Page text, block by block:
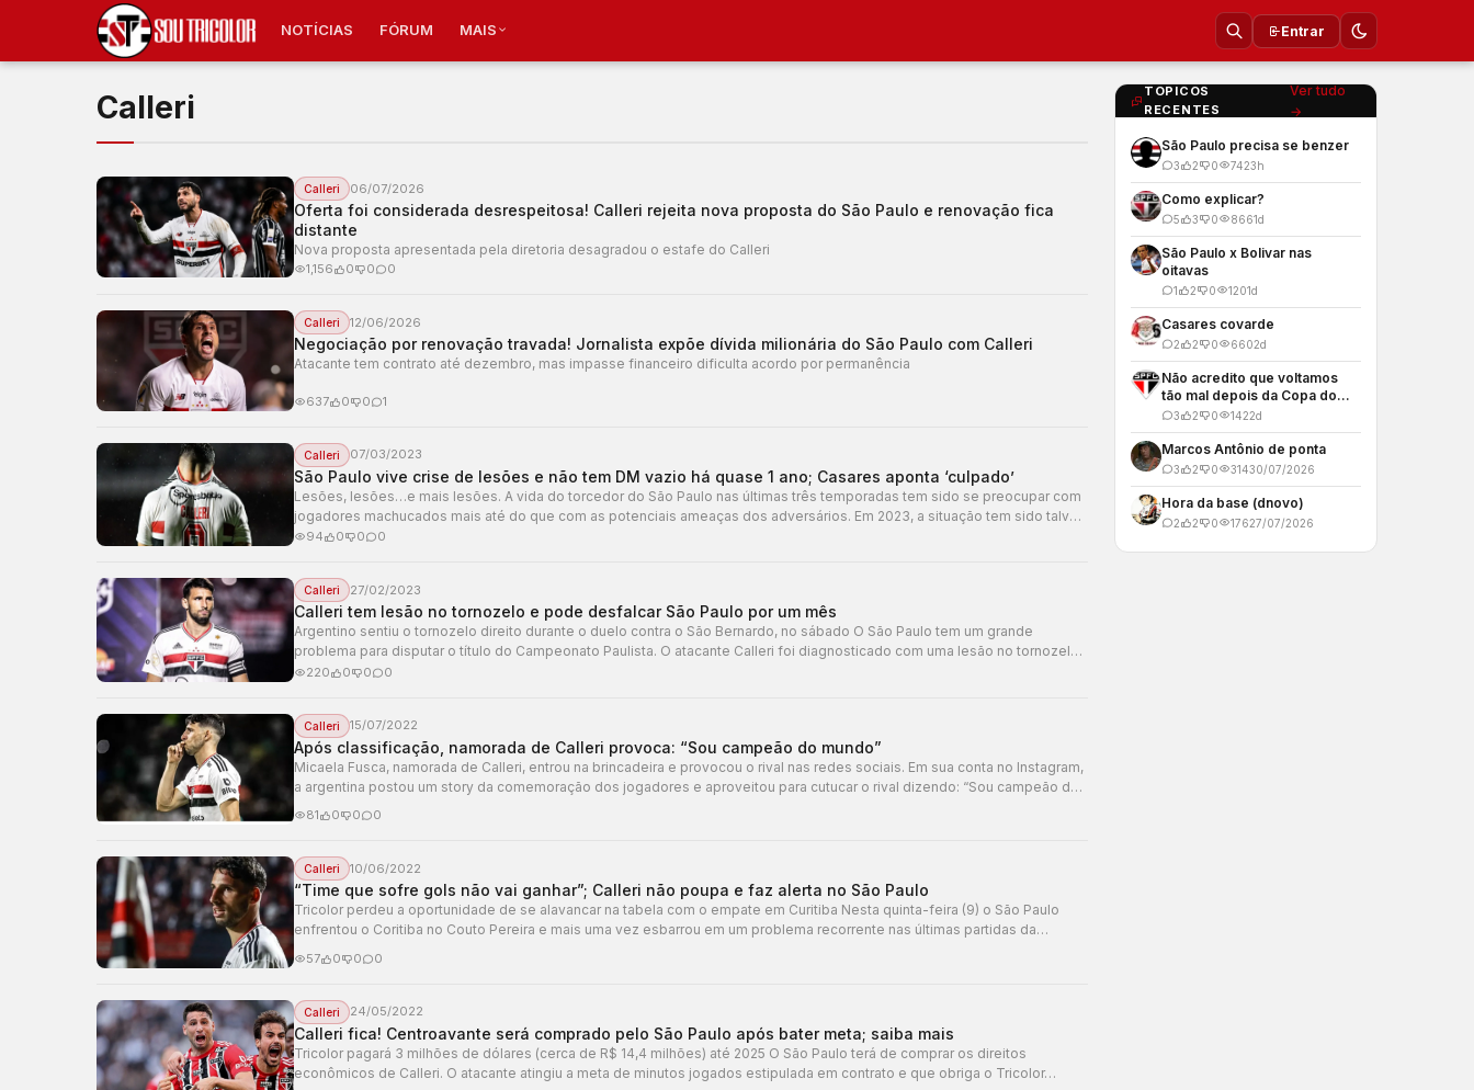
NOTÍCIAS FÓRUM MAIS Entrar
Calleri
Calleri 06/07/2026
Oferta foi considerada desrespeitosa! Calleri rejeita nova proposta do São Paulo e renovação fica
distante
Nova proposta apresentada pela diretoria desagradou o estafe do Calleri
1,156 0 0 0
Calleri 12/06/2026
Negociação por renovação travada! Jornalista expõe dívida milionária do São Paulo com Calleri
Atacante tem contrato até dezembro, mas impasse financeiro dificulta acordo por permanência
637 0 0 1
Calleri 07/03/2023
São Paulo vive crise de lesões e não tem DM vazio há quase 1 ano; Casares aponta ‘culpado’
Lesões, lesões…e mais lesões. A vida do torcedor do São Paulo nas últimas três temporadas tem sido se preocupar com
jogadores machucados mais até do que com as potenciais ameaças dos adversários. Em 2023, a situação tem sido talvez
a mais crítica…
94 0 0 0
Calleri 27/02/2023
Calleri tem lesão no tornozelo e pode desfalcar São Paulo por um mês
Argentino sentiu o tornozelo direito durante o duelo contra o São Bernardo, no sábado O São Paulo tem um grande
problema para disputar o título do Campeonato Paulista. O atacante Calleri foi diagnosticado com uma lesão no tornozelo
direito e…
220 0 0 0
Calleri 15/07/2022
Após classificação, namorada de Calleri provoca: “Sou campeão do mundo”
Micaela Fusca, namorada de Calleri, entrou na brincadeira e provocou o rival nas redes sociais. Em sua conta no Instagram,
a argentina postou um story da comemoração dos jogadores e aproveitou para cutucar o rival dizendo: “Sou campeão do
81 0 0 0
Calleri 10/06/2022
“Time que sofre gols não vai ganhar”; Calleri não poupa e faz alerta no São Paulo
Tricolor perdeu a oportunidade de se alavancar na tabela com o empate em Curitiba Nesta quinta-feira (9) o São Paulo
enfrentou o Coritiba no Couto Pereira e mais uma vez esbarrou em um problema recorrente nas últimas partidas da
57 0 0 0
Calleri 24/05/2022
Calleri fica! Centroavante será comprado pelo São Paulo após bater meta; saiba mais
Tricolor pagará 3 milhões de dólares (cerca de R$ 14,4 milhões) até 2025 O São Paulo terá de comprar os direitos
econômicos de Calleri. O atacante atingiu a meta de minutos jogados estipulada em contrato e que obriga o Tricolor…
TOPICOS
RECENTES
Ver tudo
→
São Paulo precisa se benzer
3 2 0 7423h
Como explicar?
5 3 0 8661d
São Paulo x Bolivar nas
oitavas
1 2 0 1201d
Casares covarde
2 2 0 6602d
Não acredito que voltamos
tão mal depois da Copa do
Mundo
3 2 0 1422d
Marcos Antônio de ponta
3 2 0 31430/07/2026
Hora da base (dnovo)
2 2 0 17627/07/2026